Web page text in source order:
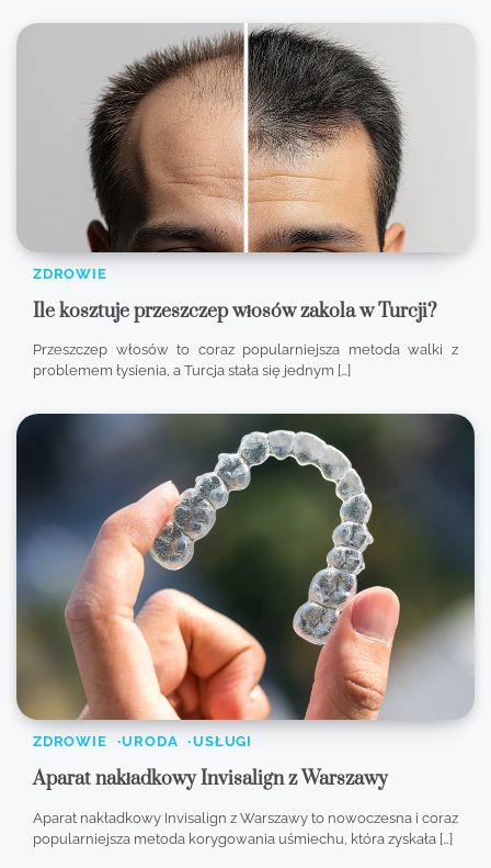
ZDROWIE
Ile kosztuje przeszczep włosów zakola w Turcji?
Przeszczep włosów to coraz popularniejsza metoda walki z
problemem łysienia, a Turcja stała się jednym […]
ZDROWIE URODA USŁUGI
Aparat nakładkowy Invisalign z Warszawy
Aparat nakładkowy Invisalign z Warszawy to nowoczesna i coraz
popularniejsza metoda korygowania uśmiechu, która zyskała […]